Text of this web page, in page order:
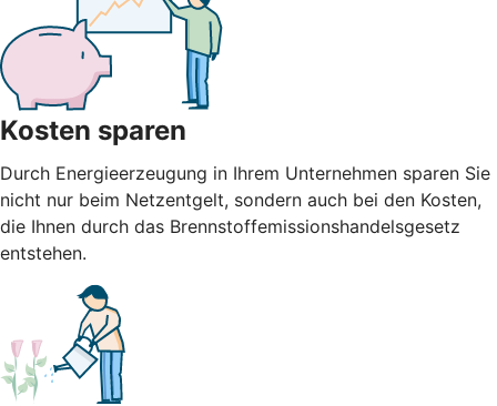
Kosten sparen
Durch Energieerzeugung in Ihrem Unternehmen sparen Sie
nicht nur beim Netzentgelt, sondern auch bei den Kosten,
die Ihnen durch das Brennstoffemissionshandelsgesetz
entstehen.